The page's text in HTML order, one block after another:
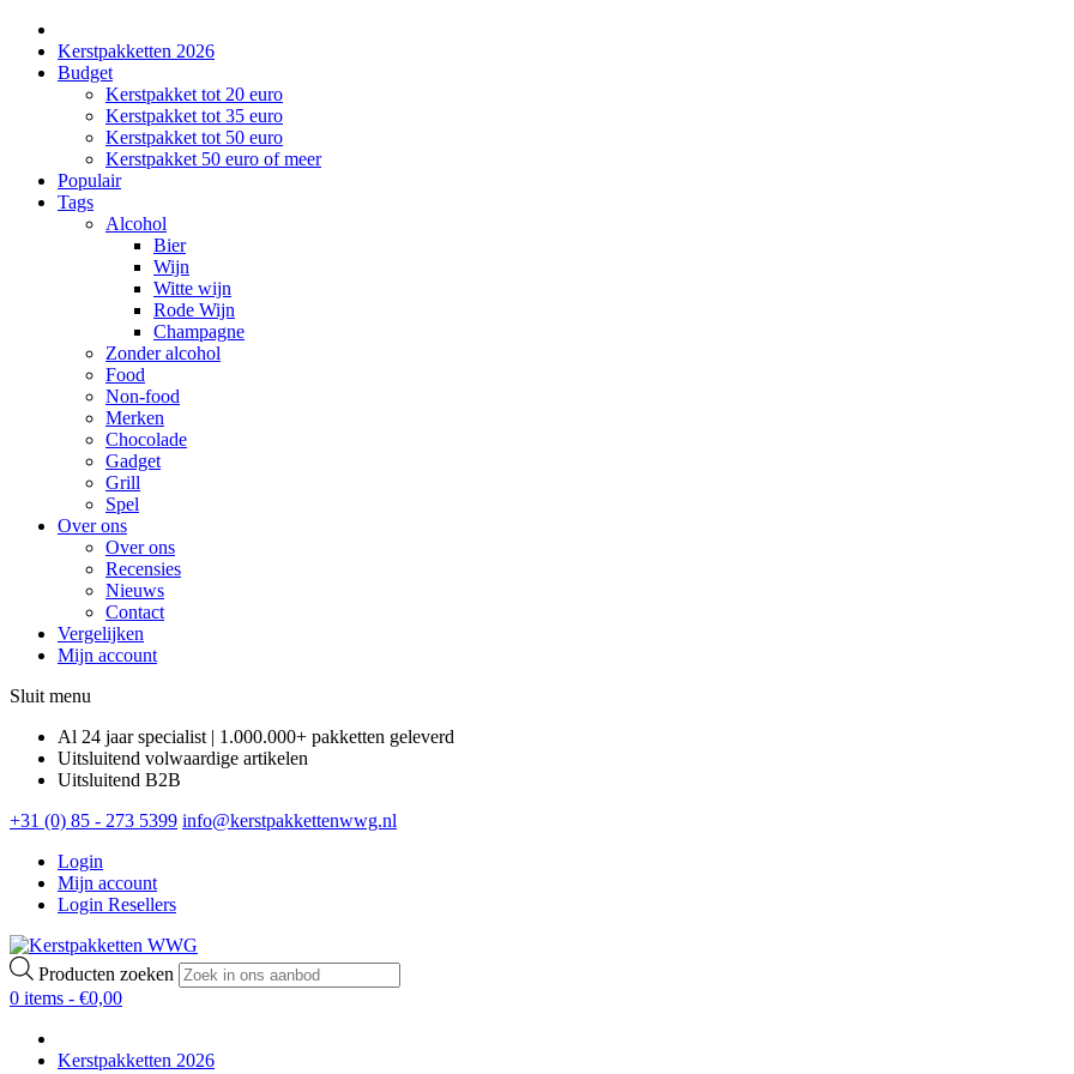
Kerstpakketten 2026
Budget
Kerstpakket tot 20 euro
Kerstpakket tot 35 euro
Kerstpakket tot 50 euro
Kerstpakket 50 euro of meer
Populair
Tags
Alcohol
Bier
Wijn
Witte wijn
Rode Wijn
Champagne
Zonder alcohol
Food
Non-food
Merken
Chocolade
Gadget
Grill
Spel
Over ons
Over ons
Recensies
Nieuws
Contact
Vergelijken
Mijn account
Sluit menu
Al 24 jaar specialist | 1.000.000+ pakketten geleverd
Uitsluitend volwaardige artikelen
Uitsluitend B2B
+31 (0) 85 - 273 5399 info@kerstpakkettenwwg.nl
Login
Mijn account
Login Resellers
Producten zoeken
0 items - €0,00
Kerstpakketten 2026